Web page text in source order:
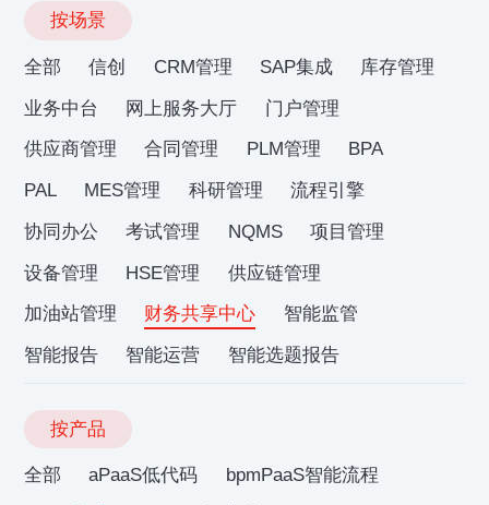
按场景
全部 信创 CRM管理 SAP集成
库存管理
业务中台
网上服务大厅
门户管理
供应商管理
合同管理 PLM管理
BPA
PAL
MES管理 科研管理
流程引擎
协同办公
考试管理 NQMS
项目管理
设备管理
HSE管理
供应链管理
加油站管理
财务共享中心
智能监管
智能报告
智能运营 智能选题报告
按产品
全部 aPaaS低代码
bpmPaaS智能流程